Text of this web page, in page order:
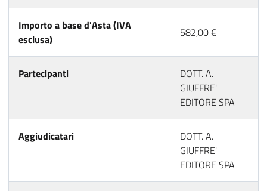
Importo a base d'Asta (IVA
esclusa)
582,00 €
Partecipanti
DOTT. A.
GIUFFRE'
EDITORE SPA
Aggiudicatari
DOTT. A.
GIUFFRE'
EDITORE SPA